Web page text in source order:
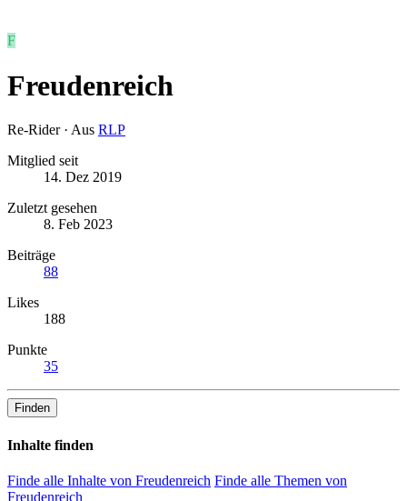
F
Freudenreich
Re-Rider · Aus RLP
Mitglied seit
14. Dez 2019
Zuletzt gesehen
8. Feb 2023
Beiträge
88
Likes
188
Punkte
35
Finden
Inhalte finden
Finde alle Inhalte von Freudenreich Finde alle Themen von
Freudenreich